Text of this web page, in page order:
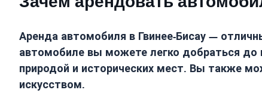
Аренда автомобиля в Гвинее-Бисау —
автомобиле вы можете легко добраться
природой и исторических мест. Вы также
искусством.